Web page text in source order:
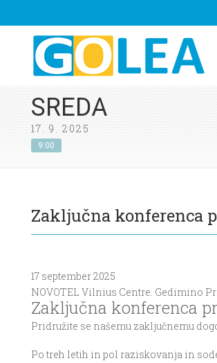
SREDA
17. 9. 2025
9:00
Zaključna konferenca
17 september 2025
NOVOTEL Vilnius Centre. Gedimino
Zaključna konferenca
Pridružite se našemu zaključnemu
Po treh letih in pol raziskovanja in